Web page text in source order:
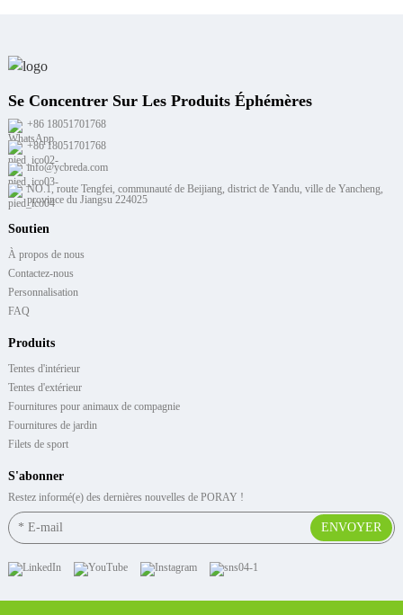
Se Concentrer Sur Les Produits Éphémères
+86 18051701768
+86 18051701768
info@ycbreda.com
NO.1, route Tengfei, communauté de Beijiang, district de Yandu, ville de Yancheng,
province du Jiangsu 224025
Soutien
À propos de nous
Contactez-nous
Personnalisation
FAQ
Produits
Tentes d'intérieur
Tentes d'extérieur
Fournitures pour animaux de compagnie
Fournitures de jardin
Filets de sport
S'abonner
Restez informé(e) des dernières nouvelles de PORAY !
ENVOYER